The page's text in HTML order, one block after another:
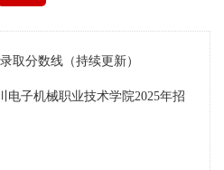
取分数线（持续更新）
电子机械职业技术学院2025年招